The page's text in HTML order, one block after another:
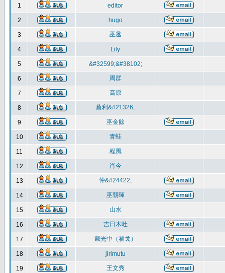
1 editor
2 hugo
3 巫逖
4 Lily
5 &#32599;&#38102;
6 周群
7 高原
8 蔡利&#21326;
9 巫金餘
10 青蛙
11 程風
12 肖今
13 仲&#24422;
14 巫朝暉
15 山水
16 吉日木吐
17 戴光中（翟戈）
18 jirimutu
19 王文秀